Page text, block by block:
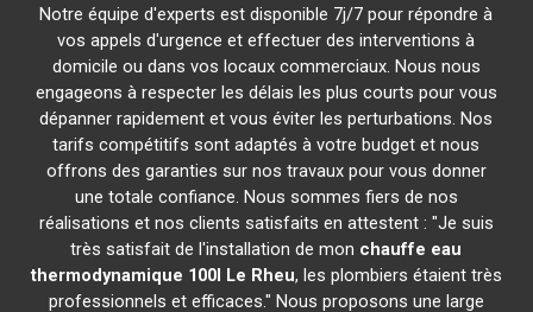
Notre équipe d'experts est disponible 7j/7 pour répondre à
vos appels d'urgence et effectuer des interventions à
domicile ou dans vos locaux commerciaux. Nous nous
engageons à respecter les délais les plus courts pour vous
dépanner rapidement et vous éviter les perturbations. Nos
tarifs compétitifs sont adaptés à votre budget et nous
offrons des garanties sur nos travaux pour vous donner
une totale confiance. Nous sommes fiers de nos
réalisations et nos clients satisfaits en attestent : "Je suis
très satisfait de l'installation de mon chauffe eau
thermodynamique 100l Le Rheu, les plombiers étaient très
professionnels et efficaces." Nous proposons une large